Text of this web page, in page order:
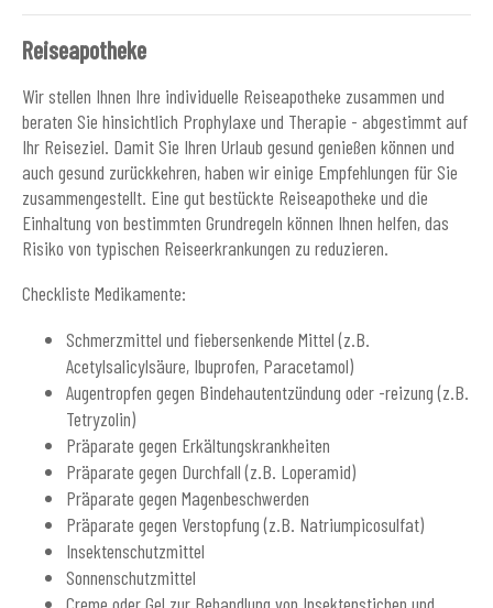
Reiseapotheke
Wir stellen Ihnen Ihre individuelle Reiseapotheke zusammen und
beraten Sie hinsichtlich Prophylaxe und Therapie - abgestimmt auf
Ihr Reiseziel. Damit Sie Ihren Urlaub gesund genießen können und
auch gesund zurückkehren, haben wir einige Empfehlungen für Sie
zusammengestellt. Eine gut bestückte Reiseapotheke und die
Einhaltung von bestimmten Grundregeln können Ihnen helfen, das
Risiko von typischen Reiseerkrankungen zu reduzieren.
Checkliste Medikamente:
Schmerzmittel und fiebersenkende Mittel (z.B.
Acetylsalicylsäure, Ibuprofen, Paracetamol)
Augentropfen gegen Bindehautentzündung oder -reizung (z.B.
Tetryzolin)
Präparate gegen Erkältungskrankheiten
Präparate gegen Durchfall (z.B. Loperamid)
Präparate gegen Magenbeschwerden
Präparate gegen Verstopfung (z.B. Natriumpicosulfat)
Insektenschutzmittel
Sonnenschutzmittel